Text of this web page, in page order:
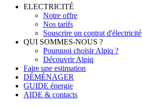
ELECTRICITÉ
Notre offre
Nos tarifs
Souscrire un contrat d'électricité
QUI SOMMES-NOUS ?
Pourquoi choisir Alpiq ?
Découvrir Alpiq
Faire une estimation
DÉMÉNAGER
GUIDE énergie
AIDE & contacts